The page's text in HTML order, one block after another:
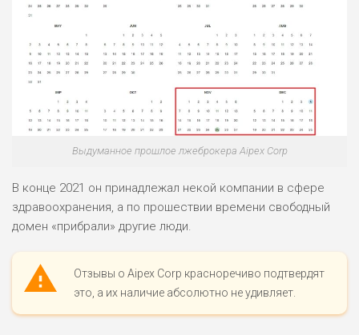
Выдуманное прошлое лжеброкера Aipex Corp
В конце 2021 он принадлежал некой компании в сфере
здравоохранения, а по прошествии времени свободный
домен «прибрали» другие люди.
Отзывы о Aipex Corp красноречиво подтвердят
это, а их наличие абсолютно не удивляет.